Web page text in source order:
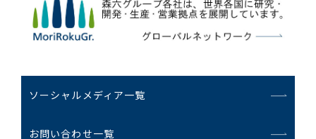
ソーシャルメディア一覧
お問い合わせ一覧